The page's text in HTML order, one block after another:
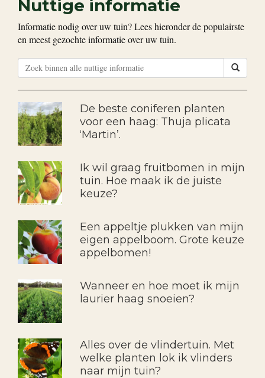
Nuttige informatie
Informatie nodig over uw tuin? Lees hieronder de populairste
en meest gezochte informatie over uw tuin.
De beste coniferen planten
voor een haag: Thuja plicata
‘Martin’.
Ik wil graag fruitbomen in mijn
tuin. Hoe maak ik de juiste
keuze?
Een appeltje plukken van mijn
eigen appelboom. Grote keuze
appelbomen!
Wanneer en hoe moet ik mijn
laurier haag snoeien?
Alles over de vlindertuin. Met
welke planten lok ik vlinders
naar mijn tuin?